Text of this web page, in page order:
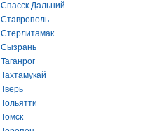
Спасск Дальний
Ставрополь
Стерлитамак
Сызрань
Таганрог
Тахтамукай
Тверь
Тольятти
Томск